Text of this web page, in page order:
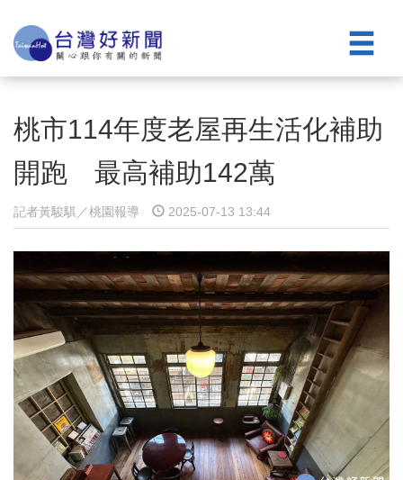
桃市114年度老屋再生活化補助
開跑 最高補助142萬
記者黃駿騏／桃園報導 2025-07-13 13:44